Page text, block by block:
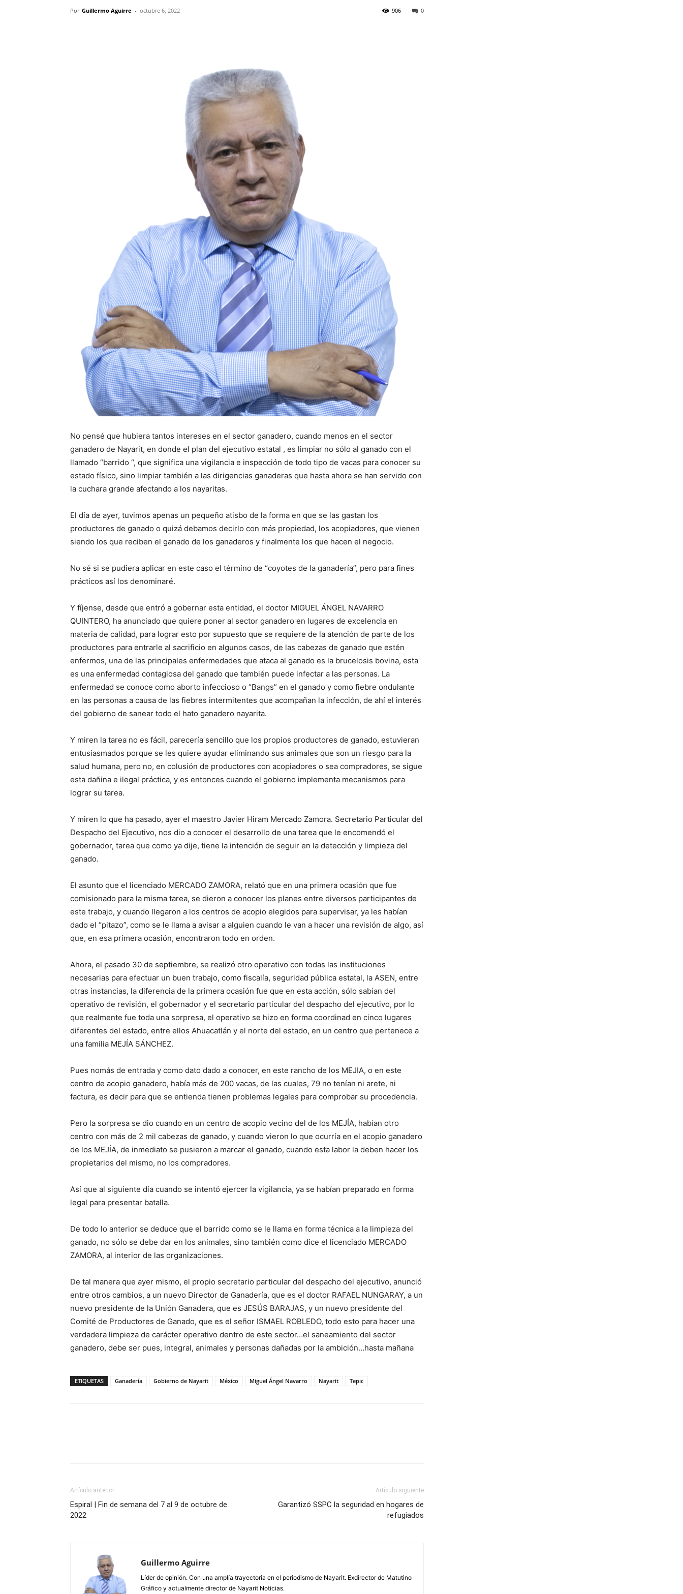
Por Guillermo Aguirre - octubre 6, 2022 0
906
No pensé que hubiera tantos intereses en el sector ganadero, cuando menos en el sector
ganadero de Nayarit, en donde el plan del ejecutivo estatal , es limpiar no sólo al ganado con el
llamado “barrido “, que significa una vigilancia e inspección de todo tipo de vacas para conocer su
estado físico, sino limpiar también a las dirigencias ganaderas que hasta ahora se han servido con
la cuchara grande afectando a los nayaritas.
El día de ayer, tuvimos apenas un pequeño atisbo de la forma en que se las gastan los
productores de ganado o quizá debamos decirlo con más propiedad, los acopiadores, que vienen
siendo los que reciben el ganado de los ganaderos y finalmente los que hacen el negocio.
No sé si se pudiera aplicar en este caso el término de “coyotes de la ganadería”, pero para fines
prácticos así los denominaré.
Y fíjense, desde que entró a gobernar esta entidad, el doctor MIGUEL ÁNGEL NAVARRO
QUINTERO, ha anunciado que quiere poner al sector ganadero en lugares de excelencia en
materia de calidad, para lograr esto por supuesto que se requiere de la atención de parte de los
productores para entrarle al sacrificio en algunos casos, de las cabezas de ganado que estén
enfermos, una de las principales enfermedades que ataca al ganado es la brucelosis bovina, esta
es una enfermedad contagiosa del ganado que también puede infectar a las personas. La
enfermedad se conoce como aborto infeccioso o “Bangs” en el ganado y como fiebre ondulante
en las personas a causa de las fiebres intermitentes que acompañan la infección, de ahí el interés
del gobierno de sanear todo el hato ganadero nayarita.
Y miren la tarea no es fácil, parecería sencillo que los propios productores de ganado, estuvieran
entusiasmados porque se les quiere ayudar eliminando sus animales que son un riesgo para la
salud humana, pero no, en colusión de productores con acopiadores o sea compradores, se sigue
esta dañina e ilegal práctica, y es entonces cuando el gobierno implementa mecanismos para
lograr su tarea.
Y miren lo que ha pasado, ayer el maestro Javier Hiram Mercado Zamora. Secretario Particular del
Despacho del Ejecutivo, nos dio a conocer el desarrollo de una tarea que le encomendó el
gobernador, tarea que como ya dije, tiene la intención de seguir en la detección y limpieza del
ganado.
El asunto que el licenciado MERCADO ZAMORA, relató que en una primera ocasión que fue
comisionado para la misma tarea, se dieron a conocer los planes entre diversos participantes de
este trabajo, y cuando llegaron a los centros de acopio elegidos para supervisar, ya les habían
dado el “pitazo”, como se le llama a avisar a alguien cuando le van a hacer una revisión de algo, así
que, en esa primera ocasión, encontraron todo en orden.
Ahora, el pasado 30 de septiembre, se realizó otro operativo con todas las instituciones
necesarias para efectuar un buen trabajo, como fiscalía, seguridad pública estatal, la ASEN, entre
otras instancias, la diferencia de la primera ocasión fue que en esta acción, sólo sabían del
operativo de revisión, el gobernador y el secretario particular del despacho del ejecutivo, por lo
que realmente fue toda una sorpresa, el operativo se hizo en forma coordinad en cinco lugares
diferentes del estado, entre ellos Ahuacatlán y el norte del estado, en un centro que pertenece a
una familia MEJÍA SÁNCHEZ.
Pues nomás de entrada y como dato dado a conocer, en este rancho de los MEJIA, o en este
centro de acopio ganadero, había más de 200 vacas, de las cuales, 79 no tenían ni arete, ni
factura, es decir para que se entienda tienen problemas legales para comprobar su procedencia.
Pero la sorpresa se dio cuando en un centro de acopio vecino del de los MEJÍA, habían otro
centro con más de 2 mil cabezas de ganado, y cuando vieron lo que ocurría en el acopio ganadero
de los MEJÍA, de inmediato se pusieron a marcar el ganado, cuando esta labor la deben hacer los
propietarios del mismo, no los compradores.
Así que al siguiente día cuando se intentó ejercer la vigilancia, ya se habían preparado en forma
legal para presentar batalla.
De todo lo anterior se deduce que el barrido como se le llama en forma técnica a la limpieza del
ganado, no sólo se debe dar en los animales, sino también como dice el licenciado MERCADO
ZAMORA, al interior de las organizaciones.
De tal manera que ayer mismo, el propio secretario particular del despacho del ejecutivo, anunció
entre otros cambios, a un nuevo Director de Ganadería, que es el doctor RAFAEL NUNGARAY, a un
nuevo presidente de la Unión Ganadera, que es JESÚS BARAJAS, y un nuevo presidente del
Comité de Productores de Ganado, que es el señor ISMAEL ROBLEDO, todo esto para hacer una
verdadera limpieza de carácter operativo dentro de este sector…el saneamiento del sector
ganadero, debe ser pues, integral, animales y personas dañadas por la ambición…hasta mañana
ETIQUETAS Ganadería Gobierno de Nayarit México Miguel Ángel Navarro Nayarit Tepic
Artículo anterior
Espiral | Fin de semana del 7 al 9 de octubre de
2022
Artículo siguiente
Garantizó SSPC la seguridad en hogares de
refugiados
Guillermo Aguirre
Líder de opinión. Con una amplía trayectoria en el periodismo de Nayarit. Exdirector de Matutino
Gráfico y actualmente director de Nayarit Noticias.